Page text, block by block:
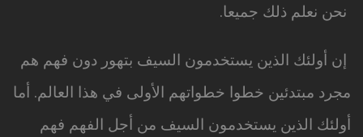
نحن نعلم ذلك جميعا.
إن أولئك الذين يستخدمون السيف بتهور دون فهم هم
مجرد مبتدئين خطوا خطواتهم الأولى في هذا العالم. أما
أولئك الذين يستخدمون السيف من أجل الفهم فهم